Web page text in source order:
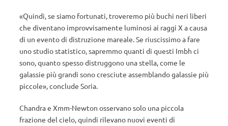
«Quindi, se siamo fortunati, troveremo più buchi neri liberi
che diventano improvvisamente luminosi ai raggi X a causa
di un evento di distruzione mareale. Se riuscissimo a fare
uno studio statistico, sapremmo quanti di questi Imbh ci
sono, quanto spesso distruggono una stella, come le
galassie più grandi sono cresciute assemblando galassie più
piccole», conclude Soria.
Chandra e Xmm-Newton osservano solo una piccola
frazione del cielo, quindi rilevano nuovi eventi di